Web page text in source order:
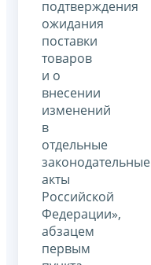
подтверждения
ожидания
поставки
товаров
и о
внесении
изменений
в
отдельные
законодательные
акты
Российской
Федерации»,
абзацем
первым